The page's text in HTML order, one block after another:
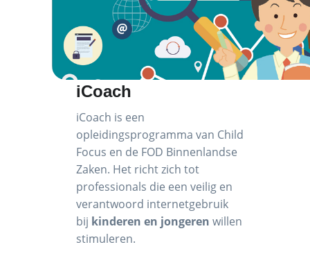
iCoach
iCoach is een
opleidingsprogramma van Child
Focus en de FOD Binnenlandse
Zaken. Het richt zich tot
professionals die een veilig en
verantwoord internetgebruik
bij kinderen en jongeren willen
stimuleren.